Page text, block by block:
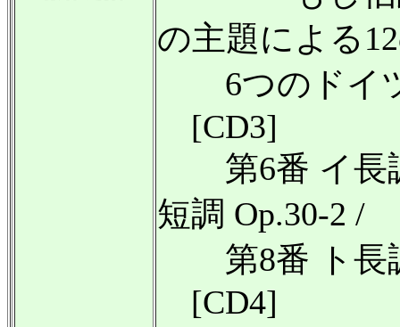
の主題による
6つのドイツ
[CD3]
第6番 イ長調
短調 Op.30-2 /
第8番 ト長
[CD4]